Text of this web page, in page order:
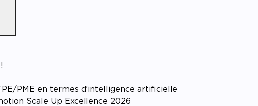
PME en termes d’intelligence artificielle
Scale Up Excellence 2026